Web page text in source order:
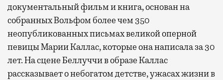
документальный фильм и книга, основан на
собранных Вольфом более чем 350
неопубликованных письмах великой оперной
певицы Марии Каллас, которые она написала за 30
лет. На сцене Беллуччи в образе Каллас
рассказывает о небогатом детстве, ужасах жизни в